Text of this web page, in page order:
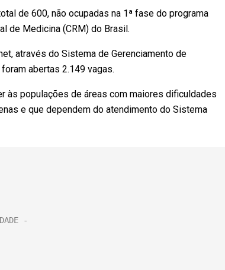
de 600, não ocupadas na 1ª fase do programa
de Medicina (CRM) do Brasil.
através do Sistema de Gerenciamento de
abertas 2.149 vagas.
populações de áreas com maiores dificuldades
e que dependem do atendimento do Sistema